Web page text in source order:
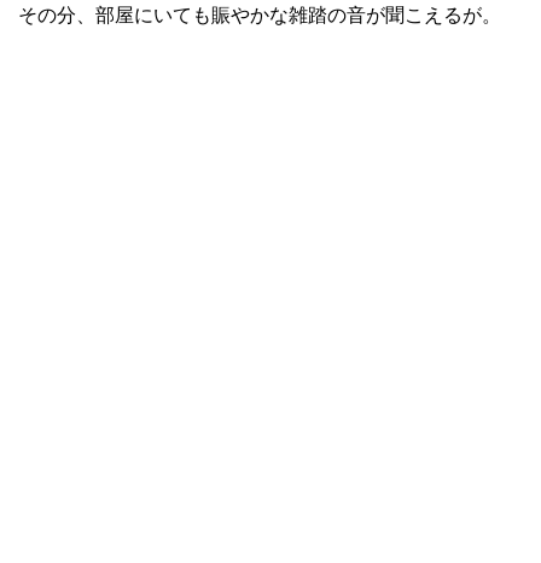
その分、部屋にいても賑やかな雑踏の音が聞こえるが。